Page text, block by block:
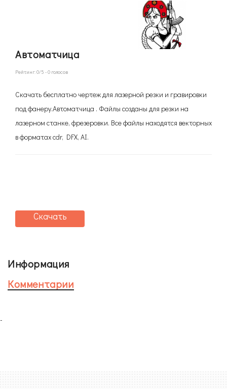
Автоматчица
Рейтинг:0/5 -0 голосов
Скачать бесплатно чертеж для лазерной резки и гравировки
под фанеру.Автоматчица . Файлы созданы для резки на
лазерном станке, фрезеровки. Все файлы находятся векторных
в форматах cdr, DFX, AI.
Скачать
Информация
Комментарии
-